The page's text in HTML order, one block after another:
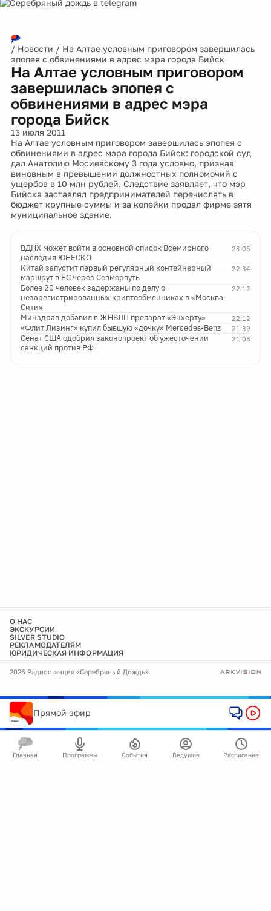
/ Новости / На Алтае условным приговором завершилась
эпопея с обвинениями в адрес мэра города Бийск
На Алтае условным приговором
завершилась эпопея с
обвинениями в адрес мэра
города Бийск
13 июля 2011
На Алтае условным приговором завершилась эпопея с
обвинениями в адрес мэра города Бийск: городской суд
дал Анатолию Мосиевскому 3 года условно, признав
виновным в превышении должностных полномочий с
ущербов в 10 млн рублей. Следствие заявляет, что мэр
Бийска заставлял предпринимателей перечислять в
бюджет крупные суммы и за копейки продал фирме зятя
муниципальное здание.
23:05
ВДНХ может войти в основной список Всемирного
наследия ЮНЕСКО
22:34
Китай запустит первый регулярный контейнерный
маршрут в ЕС через Севморпуть
22:12
Более 20 человек задержаны по делу о
незарегистрированных криптообменниках в «Москва-
Сити»
22:12
Минздрав добавил в ЖНВЛП препарат «Энхерту»
21:39
«Флит Лизинг» купил бывшую «дочку» Mercedes-Benz
21:08
Сенат США одобрил законопроект об ужесточении
санкций против РФ
О НАС
ЭКСКУРСИИ
SILVER STUDIO
РЕКЛАМОДАТЕЛЯМ
ЮРИДИЧЕСКАЯ ИНФОРМАЦИЯ
2026 Радиостанция «Серебряный Дождь»
Прямой эфир
Главная Программы События Ведущие Расписание